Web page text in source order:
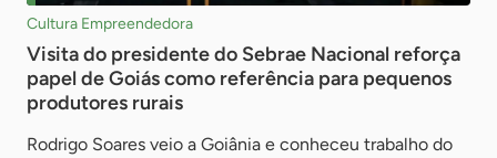
Cultura Empreendedora
Visita do presidente do Sebrae Nacional reforça
papel de Goiás como referência para pequenos
produtores rurais
Rodrigo Soares veio a Goiânia e conheceu trabalho do